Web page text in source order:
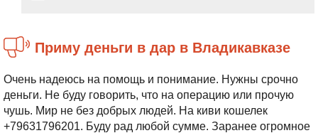
Приму деньги в дар в Владикавказе
Очень надеюсь на помощь и понимание. Нужны срочно
деньги. Не буду говорить, что на операцию или прочую
чушь. Мир не без добрых людей. На киви кошелек
+79631796201. Буду рад любой сумме. Заранее огромное